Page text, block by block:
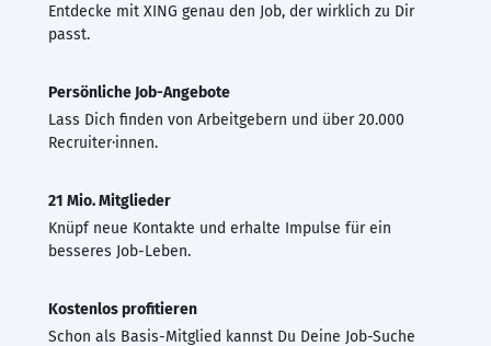
Entdecke mit XING genau den Job, der wirklich zu Dir
passt.
Persönliche Job-Angebote
Lass Dich finden von Arbeitgebern und über 20.000
Recruiter·innen.
21 Mio. Mitglieder
Knüpf neue Kontakte und erhalte Impulse für ein
besseres Job-Leben.
Kostenlos profitieren
Schon als Basis-Mitglied kannst Du Deine Job-Suche